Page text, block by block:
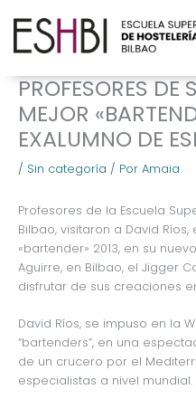
contenido
PROFESORES DE
MEJOR
EXALUMNO DE
/ Sin categoría / Por Amaia
Profesores de la Escuela
Bilbao, visitaron a David
«bartender» 2013, en su
Aguirre, en Bilbao, el Jigger
disfrutar de sus creaciones
David Ríos, se impuso en la
“bartenders”, en una
de un crucero por el
especialistas a nivel mundial.